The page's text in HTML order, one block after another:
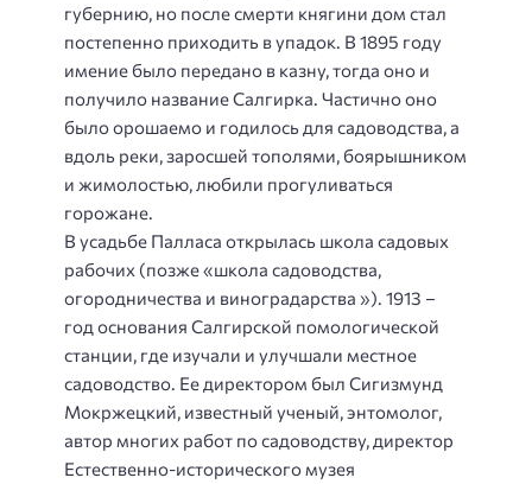
губернию, но после смерти княгини дом стал
постепенно приходить в упадок. В 1895 году
имение было передано в казну, тогда оно и
получило название Салгирка. Частично оно
было орошаемо и годилось для садоводства, а
вдоль реки, заросшей тополями, боярышником
и жимолостью, любили прогуливаться
горожане.
В усадьбе Палласа открылась школа садовых
рабочих (позже «школа садоводства,
огородничества и виноградарства »). 1913 –
год основания Салгирской помологической
станции, где изучали и улучшали местное
садоводство. Ее директором был Сигизмунд
Мокржецкий, известный ученый, энтомолог,
автор многих работ по садоводству, директор
Естественно-исторического музея